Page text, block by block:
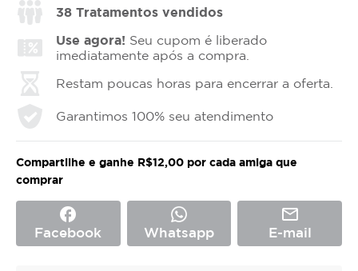
38 Tratamentos vendidos
Use agora! Seu cupom é liberado
imediatamente após a compra.
Restam poucas horas para encerrar a oferta.
Garantimos 100% seu atendimento
Compartilhe e ganhe R$12,00 por cada amiga que
comprar
facebook
Facebook Whatsapp
mail_outline
E-mail